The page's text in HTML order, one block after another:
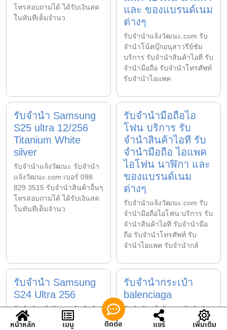
โทรสอบถามได้ ได้รับเงินสด
ในทันทีเต็มจำนว
และ ของแบรนด์เนม
ต่างๆ
รับจํานําแจ้งวัฒนะ.com รับ
จำนำโน้ตบุ๊กอนุสาวรีย์ชัย
บริการ รับจำนำสินค้าไอที รับ
จำนำมือถือ รับจำนำโทรศัพท์
รับจำนำไอแพค
รับจำนำ Samsung
S25 ultra 12/256
Titanium White
silver
รับจํานําแจ้งวัฒนะ รับจํานํา
แจ้งวัฒนะ.com เบอร์ 098
829 3515 รับจำนำสินค้าอื่นๆ
โทรสอบถามได้ ได้รับเงินสด
ในทันทีเต็มจำนว
รับจำนำมือถือไอ
โฟน บริการ รับ
จำนำสินค้าไอที รับ
จำนำมือถือ ไอแพค
ไอโฟน นาฬิกา และ
ของแบรนด์เนม
ต่างๆ
รับจํานําแจ้งวัฒนะ.com รับ
จำนำมือถือไอโฟน บริการ รับ
จำนำสินค้าไอที รับจำนำมือ
ถือ รับจำนำโทรศัพท์ รับ
จำนำไอแพค รับจำนำกล้
รับจำนำ Samsung
S24 Ultra 256
รับจํานําแจ้งวัฒนะ รับจํานํา
แจ้งวัฒนะ.com เบอร์ 098
รับจำนำกระเป๋า
balenciaga
รับจํานําแจ้งวัฒนะ รับจํานํา
แจ้งวัฒนะ.com เบอร์ 098
หน้าหลัก เมนู ติดต่อ แชร์ เพิ่มเติม